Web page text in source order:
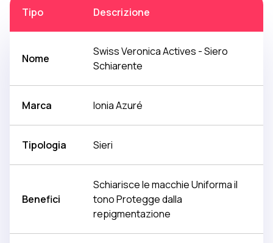
Tipo Descrizione
Nome
Swiss Veronica Actives - Siero
Schiarente
Marca Ionia Azuré
Tipologia Sieri
Benefici
Schiarisce le macchie Uniforma il
tono Protegge dalla
repigmentazione